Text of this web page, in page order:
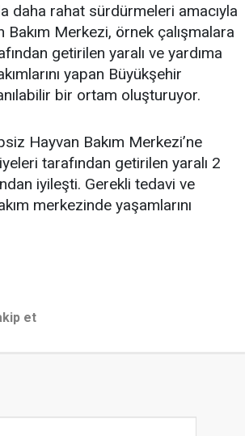
daha rahat sürdürmeleri amacıyla
Merkezi, örnek çalışmalara
getirilen yaralı ve yardıma
yapan Büyükşehir
bir ortam oluşturuyor.
Hayvan Bakım Merkezi’ne
tarafından getirilen yaralı 2
iyileşti. Gerekli tedavi ve
merkezinde yaşamlarını
et